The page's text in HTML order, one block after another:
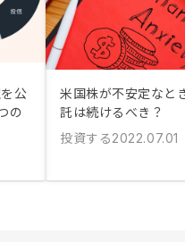
公
の
米国株が不安定なと
託は続けるべき？
投資する2022.07.01